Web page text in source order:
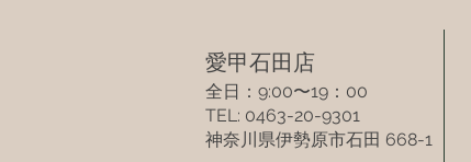
​愛甲石田店​
全日：9:00〜19：00
TEL: 0463-20-9301
​神奈川県伊勢原市​石田 668-1